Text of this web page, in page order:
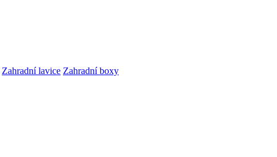
Zahradní lavice Zahradní boxy